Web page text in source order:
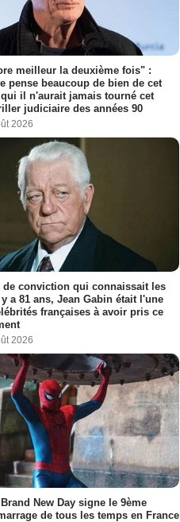
meilleur la deuxième fois" :
pense beaucoup de bien de cet
il n'aurait jamais tourné cet
judiciaire des années 90
2026
de conviction qui connaissait les
a 81 ans, Jean Gabin était l'une
françaises à avoir pris ce
2026
New Day signe le 9ème
de tous les temps en France